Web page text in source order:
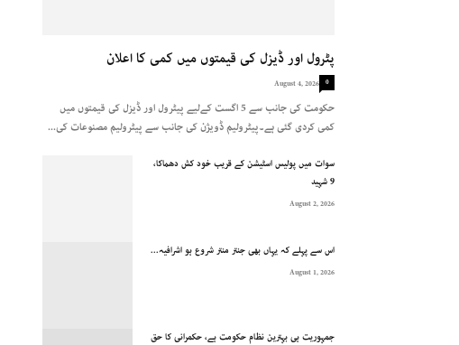
پٹرول اور ڈیزل کی قیمتوں میں کمی کا اعلان
August 4, 2026 0
حکومت کی جانب سے 5 اگست کےلیے پیٹرول اور ڈیزل کی قیمتوں میں
کمی کردی گئی ہے۔پیٹرولیم ڈویژن کی جانب سے پیٹرولیم مصنوعات کی...
سوات میں پولیس اسٹیشن کے قریب خود کش دھماکا،
9 شہید
August 2, 2026
اس سے پہلے کہ یہاں بھی جنتر منتر شروع ہو اشرافیہ...
August 1, 2026
جمہوریت ہی بہترین نظام حکومت ہے، حکمرانی کا حق